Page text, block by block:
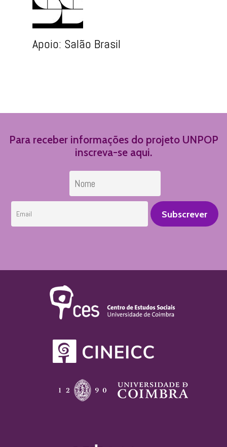
Apoio: Salão Brasil
Para receber informações do projeto UNPOP
inscreva-se aqui.